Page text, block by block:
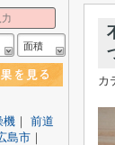
カ
面積
機 ｜ 前道
島市 ｜